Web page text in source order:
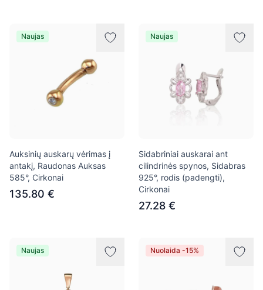
Naujas
Auksinių auskarų vėrimas į
antakį, Raudonas Auksas
585°, Cirkonai
135.80 €
Naujas
Sidabriniai auskarai ant
cilindrinės spynos, Sidabras
925°, rodis (padengti),
Cirkonai
27.28 €
Naujas Nuolaida -15%